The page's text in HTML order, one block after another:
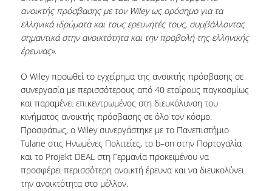
ΕΚΤΥΠΩΣΗ
ΤΕΧΝΙΚΗ ΥΠΟΔΟΜΗ
ΕΚΔΗΛΩΣΕΙΣ
ΠΡΟΣΒΑΣΙΜΟΤΗΤΑ
ΕΡΓΑΛΕΙΑ
ΟΔΗΓΟΙ ΒΙΒΛΙΟΘΗΚΗΣ
ανοικτής πρόσβασης με τον Wiley ως ορόσημο για τα
ελληνικά ιδρύματα και τους ερευνητές τους, συμβάλλοντας
σημαντικά στην ανοικτότητα και την προβολή της ελληνικής
έρευνας».
Ο Wiley προωθεί το εγχείρημα της ανοικτής πρόσβασης σε
συνεργασία με περισσότερους από 40 εταίρους παγκοσμίως
και παραμένει επικεντρωμένος στη διευκόλυνση του
κινήματος ανοικτής πρόσβασης σε όλο τον κόσμο.
Προσφάτως, ο Wiley συνεργάστηκε με το Πανεπιστήμιο
Tulane στις Ηνωμένες Πολιτείες, το b–on στην Πορτογαλία
και το Projekt DEAL στη Γερμανία προκειμένου να
προσφέρει περισσότερη ανοικτή έρευνα και να διευκολύνει
την ανοικτότητα στο μέλλον.